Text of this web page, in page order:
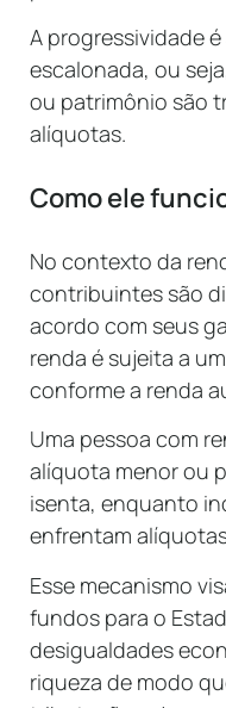
A progressividade
escalonada, ou
ou patrimônio são
alíquotas.
Como ele
No contexto da
contribuintes são
acordo com seus
renda é sujeita a
conforme a renda
Uma pessoa com
alíquota menor ou
isenta, enquanto
enfrentam
Esse mecanismo
fundos para o
desigualdades
riqueza de modo